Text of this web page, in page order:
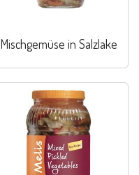
Mischgemüse in Salzlake